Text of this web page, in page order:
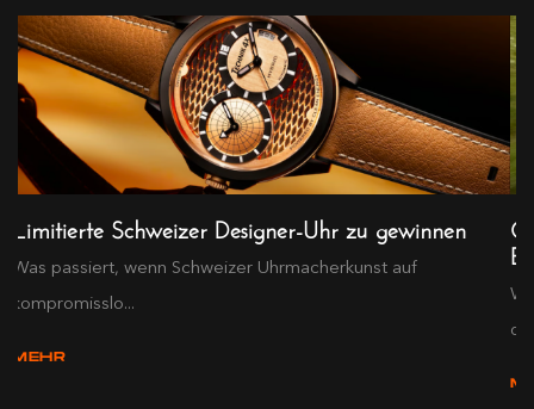
Limitierte Schweizer Designer-Uhr zu gewinnen
Was passiert, wenn Schweizer Uhrmacherkunst auf
kompromisslo...
MEHR